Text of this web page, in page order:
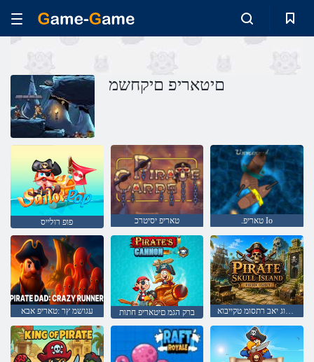
םיטאריפ םיקחשמ
פופ רולייס טאריפ יסיטרכ .טאריפ Io
עגושמ ץר :טאריפ אבא ברק הגמ םיטאריפ חתות םיטאריפ תלוגלוג יאב רתסומ טקייבוא